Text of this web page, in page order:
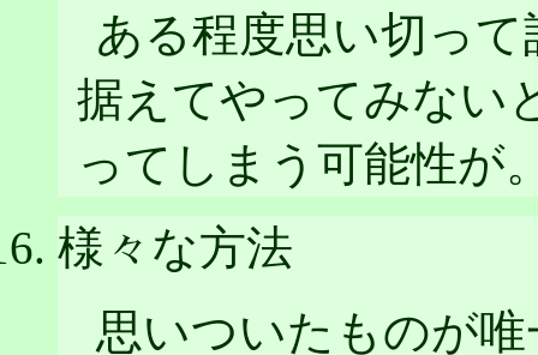
ある程度思い切っ
据えてやってみない
ってしまう可能性が
様々な方法
思いついたものが